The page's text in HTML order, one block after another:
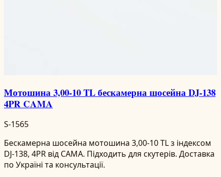
Мотошина 3,00-10 TL бескамерна шосейна DJ-138
4PR CAMA
S-1565
Бескамерна шосейна мотошина 3,00-10 TL з індексом
DJ-138, 4PR від CAMA. Підходить для скутерів. Доставка
по Україні та консультації.